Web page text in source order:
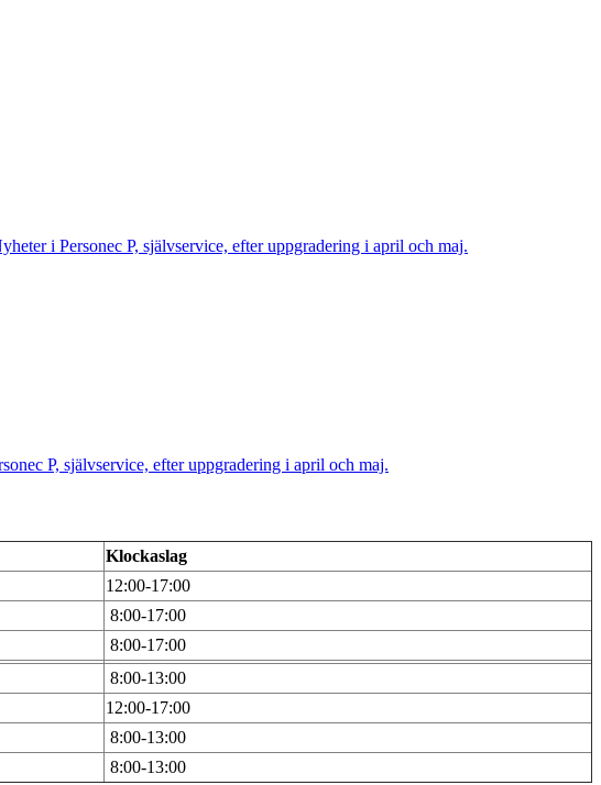
i Personec P, självservice, efter uppgradering i april och maj.
P, självservice, efter uppgradering i april och maj.
Klockaslag
12:00-17:00
8:00-17:00
8:00-17:00
8:00-13:00
12:00-17:00
8:00-13:00
8:00-13:00